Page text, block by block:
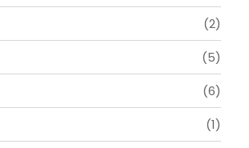
(2)
(5)
(6)
(1)